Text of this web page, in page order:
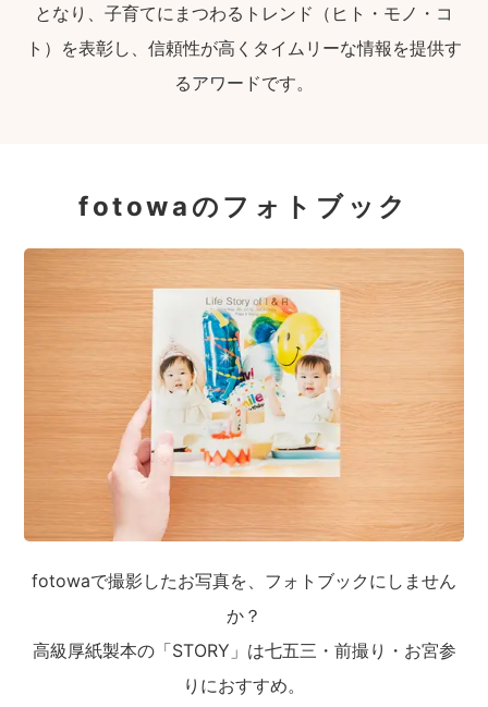
となり、子育てにまつわるトレンド（ヒト・モノ・コ
ト）を表彰し、信頼性が高くタイムリーな情報を提供す
るアワードです。
fotowaのフォトブック
fotowaで撮影したお写真を、フォトブックにしません
か？
高級厚紙製本の「STORY」は七五三・前撮り・お宮参
りにおすすめ。